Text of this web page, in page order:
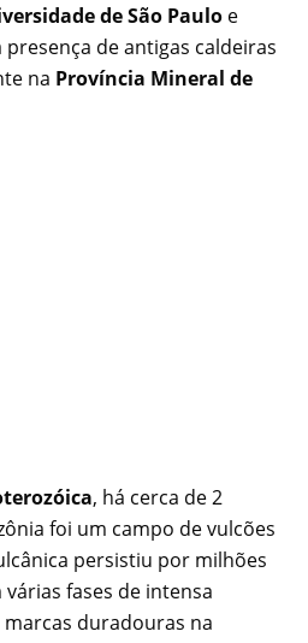
de São Paulo e
presença de antigas caldeiras
na Província Mineral de
, há cerca de 2
foi um campo de vulcões
persistiu por milhões
fases de intensa
duradouras na